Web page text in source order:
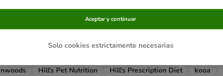
Hill's Pet Nutrition Hill's Prescription Diet kooa
Solo cookies estrictamente necesarias
Aceptar y continuar